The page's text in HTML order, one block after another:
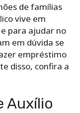
de famílias
vive em
para ajudar no
em dúvida se
empréstimo
disso, confira a
Auxílio